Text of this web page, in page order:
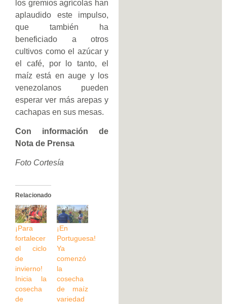
los gremios agrícolas han
aplaudido este impulso,
que también ha
beneficiado a otros
cultivos como el azúcar y
el café, por lo tanto, el
maíz está en auge y los
venezolanos pueden
esperar ver más arepas y
cachapas en sus mesas.
Con información de
Nota de Prensa
Foto Cortesía
Relacionado
¡Para
fortalecer
el ciclo
de
invierno!
Inicia la
cosecha
de
¡En
Portuguesa!
Ya
comenzó
la
cosecha
de maíz
variedad